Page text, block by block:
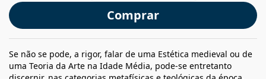
Comprar
Se não se pode, a rigor, falar de uma Estética medieval ou de
uma Teoria da Arte na Idade Média, pode-se entretanto